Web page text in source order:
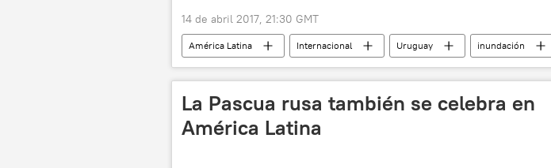
14 de abril 2017, 21:30 GMT
América Latina Internacional Uruguay inundación
La Pascua rusa también se celebra en
América Latina